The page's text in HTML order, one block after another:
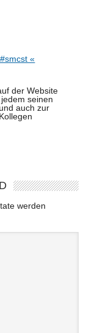
«
der Website
seinen
auch zur
werden